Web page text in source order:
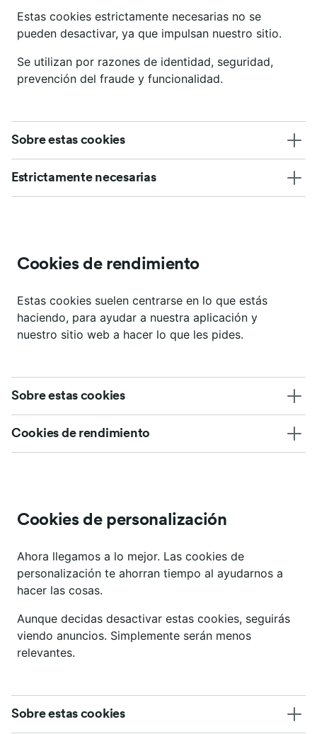
Estas cookies estrictamente necesarias no se
pueden desactivar, ya que impulsan nuestro sitio.
Se utilizan por razones de identidad, seguridad,
prevención del fraude y funcionalidad.
Sobre estas cookies
Estrictamente necesarias
Cookies de rendimiento
Estas cookies suelen centrarse en lo que estás
haciendo, para ayudar a nuestra aplicación y
nuestro sitio web a hacer lo que les pides.
Sobre estas cookies
Cookies de rendimiento
Cookies de personalización
Ahora llegamos a lo mejor. Las cookies de
personalización te ahorran tiempo al ayudarnos a
hacer las cosas.
Aunque decidas desactivar estas cookies, seguirás
viendo anuncios. Simplemente serán menos
relevantes.
Sobre estas cookies